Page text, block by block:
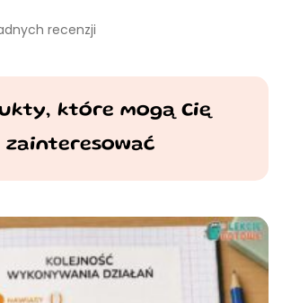
recenzji
które mogą Cię
zainteresować